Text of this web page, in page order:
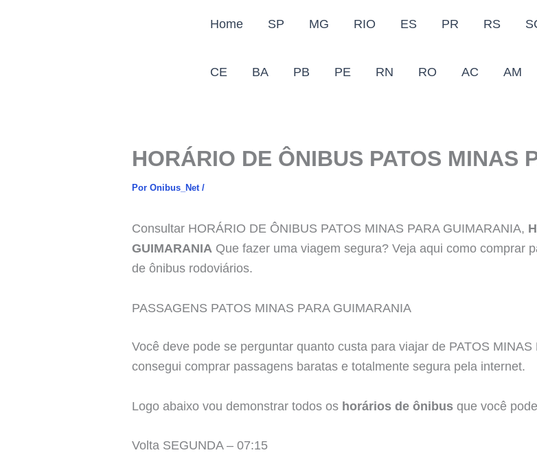
Home SP MG RIO ES PR RS
CE BA PB PE RN RO AC AM
HORÁRIO DE ÔNIBUS PATOS MINAS
Por Onibus_Net /
Consultar HORÁRIO DE ÔNIBUS PATOS MINAS PARA GUIMARANIA,
GUIMARANIA Que fazer uma viagem segura? Veja aqui como comprar
de ônibus rodoviários.
PASSAGENS PATOS MINAS PARA GUIMARANIA
Você deve pode se perguntar quanto custa para viajar de PATOS
consegui comprar passagens baratas e totalmente segura pela internet.
Logo abaixo vou demonstrar todos os horários de ônibus que você
Volta SEGUNDA – 07:15